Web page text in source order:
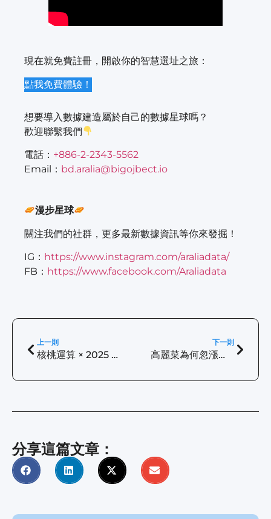
現在就免費註冊，開啟你的智慧選址之旅：
點我免費體驗！
想要導入數據建造屬於自己的數據星球嗎？
歡迎聯繫我們
電話： +886-2-2343-5562
Email： bd.aralia@bigojbect.io
漫步星球
關注我們的社群，更多最新數據資訊等你來發掘！
IG： https://www.instagram.com/araliadata/
FB： https://www.facebook.com/Araliadata
上一則
核桃運算 × 2025 Data Conference | AI 與數據科學洞察分享
下一則
高麗菜為何忽漲忽跌？氣候與出苗量數據揭開菜價真相！
分享這篇文章：